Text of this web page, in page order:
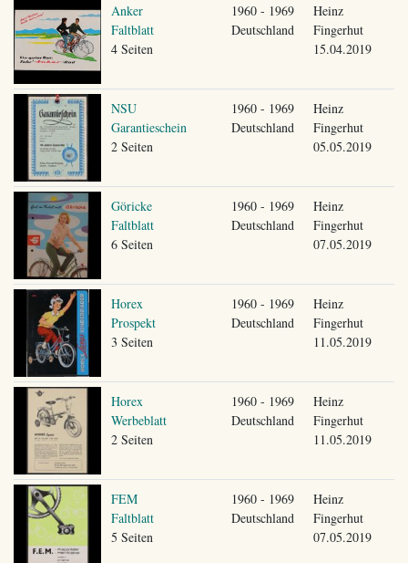
Anker
Faltblatt
4 Seiten
1960 - 1969
Deutschland
Heinz
Fingerhut
15.04.2019
NSU
Garantieschein
2 Seiten
1960 - 1969
Deutschland
Heinz
Fingerhut
05.05.2019
Göricke
Faltblatt
6 Seiten
1960 - 1969
Deutschland
Heinz
Fingerhut
07.05.2019
Horex
Prospekt
3 Seiten
1960 - 1969
Deutschland
Heinz
Fingerhut
11.05.2019
Horex
Werbeblatt
2 Seiten
1960 - 1969
Deutschland
Heinz
Fingerhut
11.05.2019
FEM
Faltblatt
5 Seiten
1960 - 1969
Deutschland
Heinz
Fingerhut
07.05.2019